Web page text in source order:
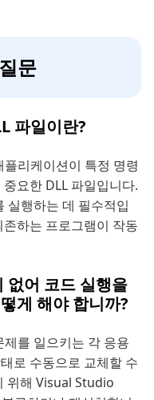
문
파일이란?
리케이션이 특정 명령
요한 DLL 파일입니다.
실행하는 데 필수적입
하는 프로그램이 작동
어 코드 실행을
게 해야 합니까?
를 일으키는 각 응용
로 수동으로 교체할 수
위해 Visual Studio